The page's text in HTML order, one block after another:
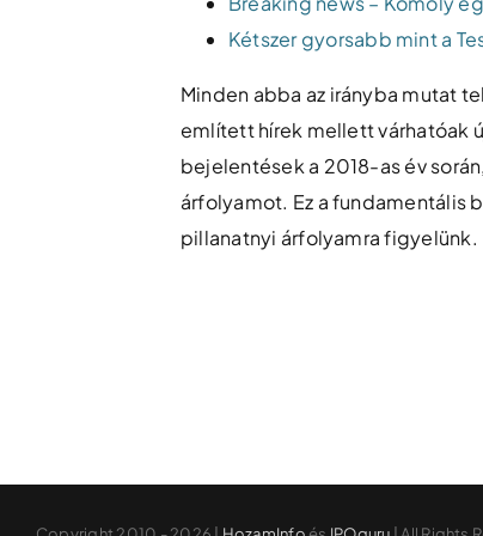
Kétszer gyorsabb mint a
Minden abba az irányba mutat
említett hírek mellett várhatóak
bejelentések a 2018-as év
árfolyamot. Ez a fundamentális
pillanatnyi árfolyamra figyelünk.